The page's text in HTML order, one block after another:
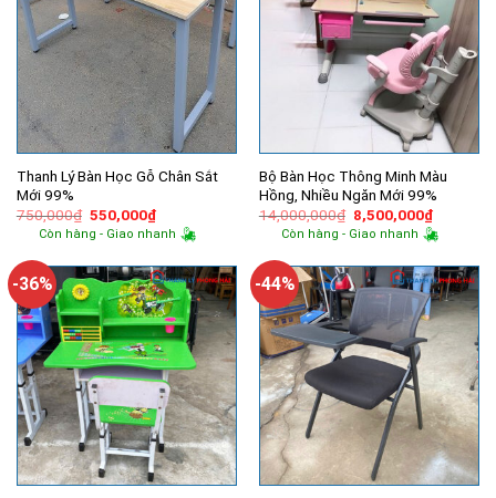
Thanh Lý Bàn Học Gỗ Chân Sắt
Mới 99%
750,000₫ Giá
gốc
là:
550,000₫Giá
hiện
tại
550,000₫.
Còn hàng - Giao nhanh
Bộ Bàn Học Thông Minh Màu
Hồng, Nhiều Ngăn Mới 99%
14,000,000₫ Giá
gốc
là:
8,500,000₫Giá
hiện
tại
Còn hàng - Giao nhanh
-36% -44%